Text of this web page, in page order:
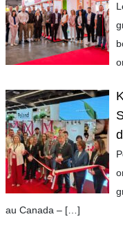
au Canada – […]